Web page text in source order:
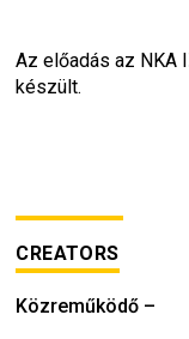
Az előadás az NKA
készült.
CREATORS
Közreműködő –